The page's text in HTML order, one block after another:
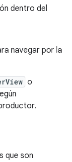
dentro del
navegar por la
o
que son